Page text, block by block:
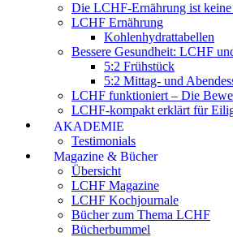
Die LCHF-Ernährung ist
LCHF Ernährung
Kohlenhydrattabellen
Bessere Gesundheit: LCHF
5:2 Frühstück
5:2 Mittag- und
LCHF funktioniert – Die
LCHF-kompakt erklärt für
AKADEMIE
Testimonials
Magazine & Bücher
Übersicht
LCHF Magazine
LCHF Kochjournale
Bücher zum Thema LCHF
Bücherbummel